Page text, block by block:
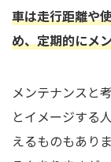
車は走行距離や
め、定期的にメ
メンテナンスと
とイメージする
えるものもあり